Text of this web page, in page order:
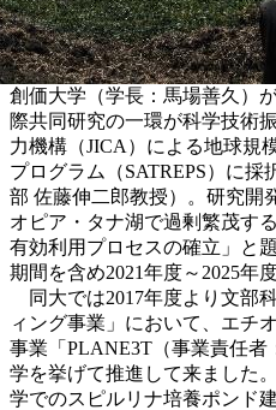
創価大学（学長：馬場善久）
際共同研究の一環が科学技術
力機構（JICA）による地球規
プログラム（SATREPS）に
部 佐藤伸二郎教授）。研究開
オピア・タナ湖で過剰繁茂す
有効利用プロセスの確立」と
期間を含め2021年度～2025年
同大では2017年度より文部
ィング事業」において、エチ
事業「PLANE3T（事業責任
学を挙げて推進して来ました
学でのスピルリナ培養ポンド